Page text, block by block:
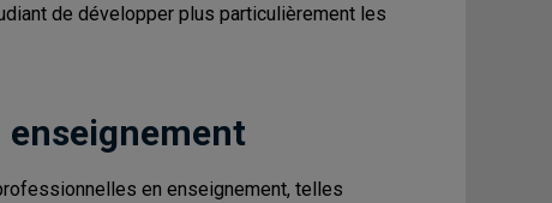
de développer plus particulièrement les
en enseignement, telles